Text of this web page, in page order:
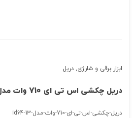
ابزار برقی و شارژی,دریل
دریل چکشی اس تی ای 710 وات مدل ID64-13
دریل-چکشی-اس-تی-ای-710-وات-مدل-id64-13